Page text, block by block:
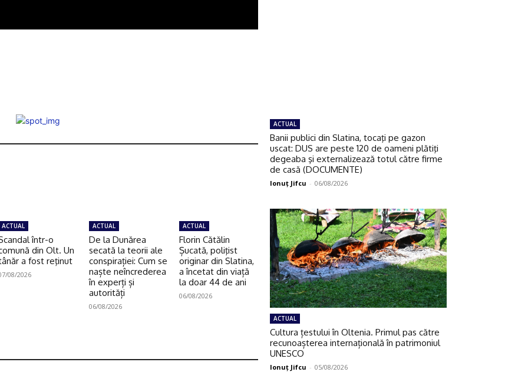
ACTUAL
într-o
din Olt. Un
a fost reţinut
08/2026
ACTUAL
De la Dunărea
secată la teorii ale
conspirației: Cum se
naște neîncrederea
în experți și
autorități
06/08/2026
ACTUAL
Florin Cătălin
Șucată, poliţist
originar din Slatina,
a încetat din viață
la doar 44 de ani
06/08/2026
ACTUAL
Banii publici din Slatina, tocaţi pe gazon
uscat: DUS are peste 120 de oameni plătiţi
degeaba şi externalizează totul către firme
de casă (DOCUMENTE)
Ionuţ Jifcu - 06/08/2026
ACTUAL
Cultura țestului în Oltenia. Primul pas către
recunoașterea internațională în patrimoniul
UNESCO
Ionuţ Jifcu - 05/08/2026